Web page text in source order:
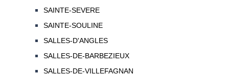
SAINTE-SEVERE
SAINTE-SOULINE
SALLES-D'ANGLES
SALLES-DE-BARBEZIEUX
SALLES-DE-VILLEFAGNAN